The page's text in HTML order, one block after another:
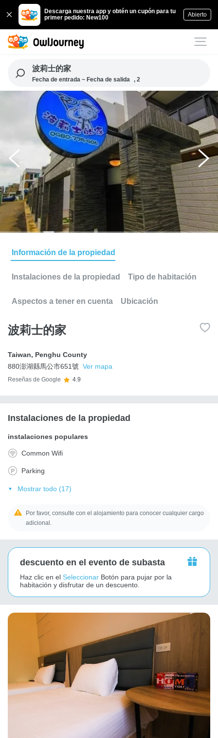
Descarga nuestra app y obtén un cupón para tu
primer pedido: New100
Abierto
波莉士的家
Fecha de entrada ~ Fecha de salida , 2
Información de la propiedad
Instalaciones de la propiedad Tipo de habitación
Aspectos a tener en cuenta Ubicación
波莉士的家
Taiwan, Penghu County
880澎湖縣馬公市651號 Ver mapa
Reseñas de Google 4.9
Instalaciones de la propiedad
instalaciones populares
Common Wifi
Parking
Mostrar todo (17)
Por favor, consulte con el alojamiento para conocer cualquier cargo
adicional.
descuento en el evento de subasta
Haz clic en el Seleccionar Botón para pujar por la
habitación y disfrutar de un descuento.